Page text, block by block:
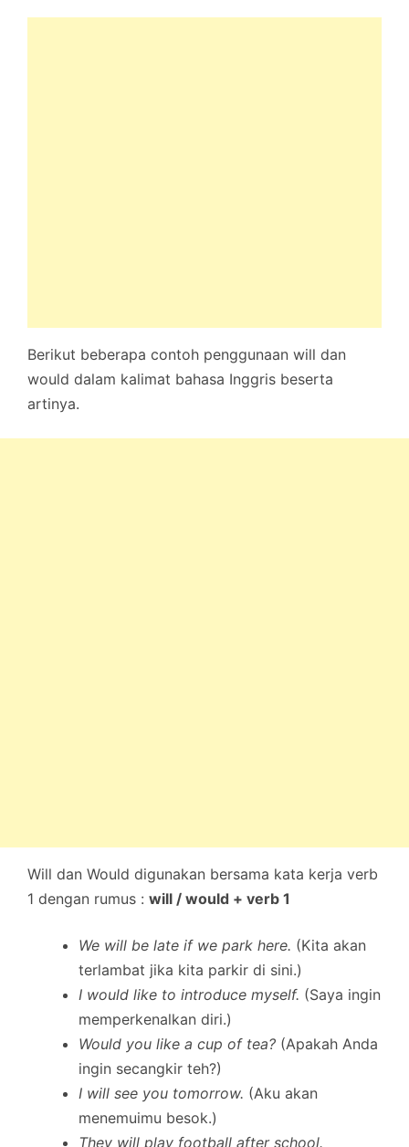
Berikut beberapa contoh penggunaan will dan
would dalam kalimat bahasa Inggris beserta
artinya.
Will dan Would digunakan bersama kata kerja verb
1 dengan rumus : will / would + verb 1
We will be late if we park here. (Kita akan
terlambat jika kita parkir di sini.)
I would like to introduce myself. (Saya ingin
memperkenalkan diri.)
Would you like a cup of tea? (Apakah Anda
ingin secangkir teh?)
I will see you tomorrow. (Aku akan
menemuimu besok.)
They will play football after school.